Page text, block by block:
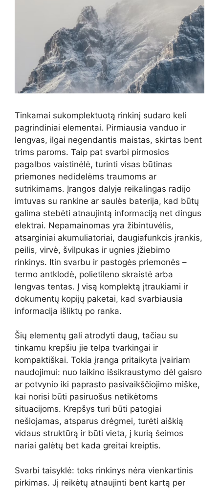
Tinkamai sukomplektuotą rinkinį sudaro keli
pagrindiniai elementai. Pirmiausia vanduo ir
lengvas, ilgai negendantis maistas, skirtas bent
trims paroms. Taip pat svarbi pirmosios
pagalbos vaistinėlė, turinti visas būtinas
priemones nedidelėms traumoms ar
sutrikimams. Įrangos dalyje reikalingas radijo
imtuvas su rankine ar saulės baterija, kad būtų
galima stebėti atnaujintą informaciją net dingus
elektrai. Nepamainomas yra žibintuvėlis,
atsarginiai akumuliatoriai, daugiafunkcis įrankis,
peilis, virvė, švilpukas ir ugnies įžiebimo
rinkinys. Itin svarbu ir pastogės priemonės –
termo antklodė, polietileno skraistė arba
lengvas tentas. Į visą komplektą įtraukiami ir
dokumentų kopijų paketai, kad svarbiausia
informacija išliktų po ranka.
Šių elementų gali atrodyti daug, tačiau su
tinkamu krepšiu jie telpa tvarkingai ir
kompaktiškai. Tokia įranga pritaikyta įvairiam
naudojimui: nuo laikino išsikraustymo dėl gaisro
ar potvynio iki paprasto pasivaikščiojimo miške,
kai norisi būti pasiruošus netikėtoms
situacijoms. Krepšys turi būti patogiai
nešiojamas, atsparus drėgmei, turėti aiškią
vidaus struktūrą ir būti vieta, į kurią šeimos
nariai galėtų bet kada greitai kreiptis.
Svarbi taisyklė: toks rinkinys nėra vienkartinis
pirkimas. Jį reikėtų atnaujinti bent kartą per